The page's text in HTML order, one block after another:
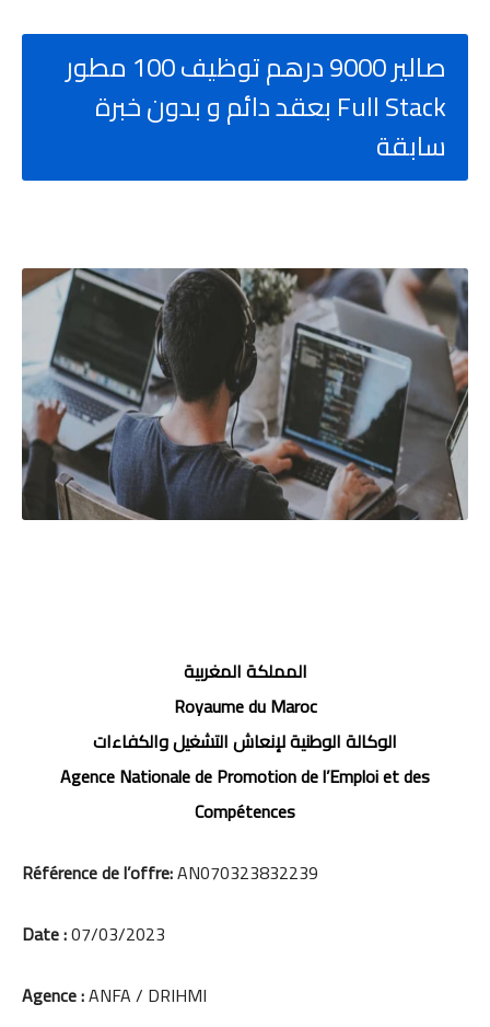
صالير 9000 درهم توظيف 100 مطور
Full Stack بعقد دائم و بدون خبرة
سابقة
المملكة المغربية
Royaume du Maroc
الوكالة الوطنية لإنعاش التشغيل والكفاءات
Agence Nationale de Promotion de l’Emploi et des
Compétences
Référence de l’offre:AN070323832239
Date :07/03/2023
Agence :ANFA / DRIHMI